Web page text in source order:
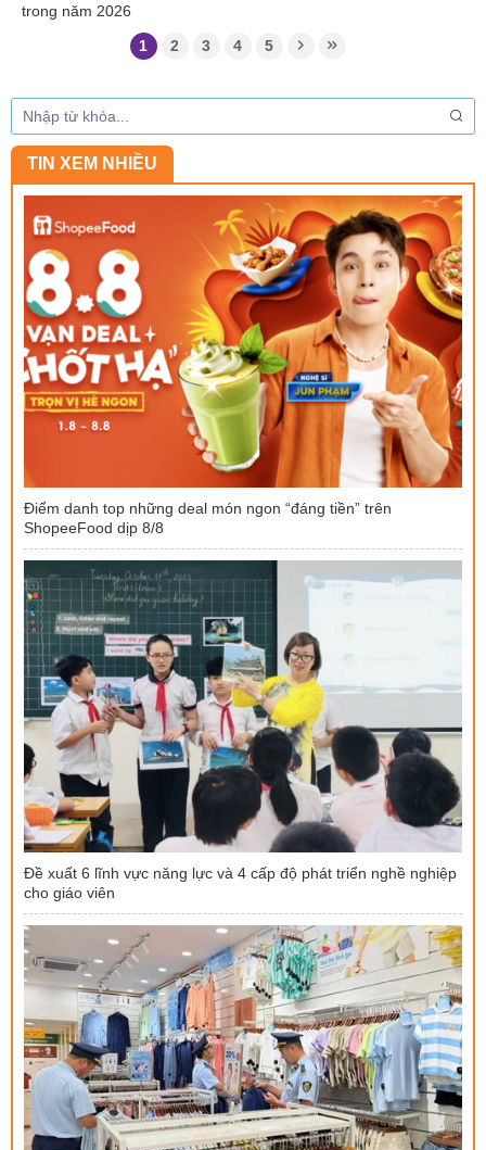
trong năm 2026
1 2 3 4 5
TIN XEM NHIỀU
Điểm danh top những deal món ngon “đáng tiền” trên
ShopeeFood dịp 8/8
Đề xuất 6 lĩnh vực năng lực và 4 cấp độ phát triển nghề nghiệp
cho giáo viên